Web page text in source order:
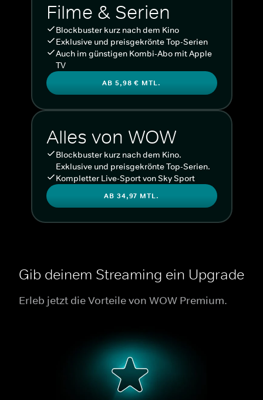
Filme & Serien
Blockbuster kurz nach dem Kino
Exklusive und preisgekrönte Top-Serien
Auch im günstigen Kombi-Abo mit Apple
TV
AB 5,98 € MTL.
Alles von WOW
Blockbuster kurz nach dem Kino.
Exklusive und preisgekrönte Top-Serien.
Kompletter Live-Sport von Sky Sport
AB 34,97 MTL.
Gib deinem Streaming ein Upgrade
Erleb jetzt die Vorteile von WOW Premium.